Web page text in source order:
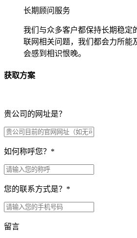
长期顾问服务
我们与众多客户都保持长期稳定
联网相关问题，我们都会力所能
会感到相识恨晚。
获取方案
贵公司的网址是？
如何称呼您？ *
您的联系方式是？ *
留言